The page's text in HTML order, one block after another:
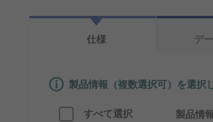
仕様 デ
製品情報（複数選択可）を選択
すべて選択 製品情